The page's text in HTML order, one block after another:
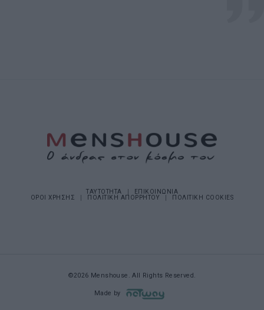
ΤΑΥΤΟΤΗΤΑ
ΕΠΙΚΟΙΝΩΝΙΑ
ΟΡΟΙ ΧΡΗΣΗΣ
ΠΟΛΙΤΙΚΗ ΑΠΟΡΡΗΤΟΥ ΠΟΛΙΤΙΚΗ COOKIES
©2026 Menshouse. All Rights Reserved.
Made by